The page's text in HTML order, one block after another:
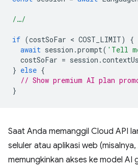
/…/
if (costSoFar < COST_LIMIT)
{
await session .prompt( 'Tell
costSoFar = session .
} else {
// Show premium AI plan
}
Saat Anda memanggil Cloud API
seluler atau aplikasi web (misalnya,
memungkinkan akses ke model AI